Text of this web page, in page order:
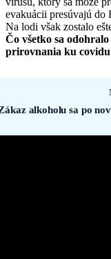
evakuácii presúvajú do
Na lodi však zostalo
Čo všetko sa
prirovnania ku
alkoholu sa po